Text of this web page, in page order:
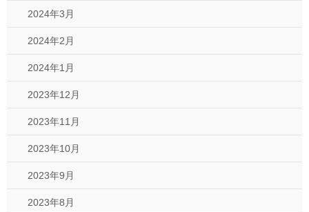
2024年3月
2024年2月
2024年1月
2023年12月
2023年11月
2023年10月
2023年9月
2023年8月